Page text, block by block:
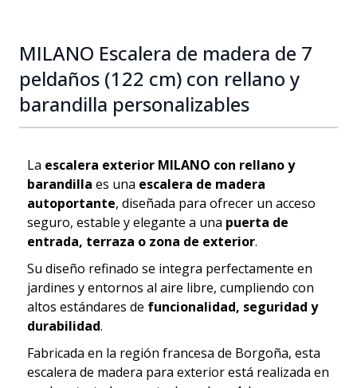
MILANO Escalera de madera de 7
peldaños (122 cm) con rellano y
barandilla personalizables
La escalera exterior MILANO con rellano y
barandilla es una escalera de madera
autoportante, diseñada para ofrecer un acceso
seguro, estable y elegante a una puerta de
entrada, terraza o zona de exterior.
Su diseño refinado se integra perfectamente en
jardines y entornos al aire libre, cumpliendo con
altos estándares de funcionalidad, seguridad y
durabilidad.
Fabricada en la región francesa de Borgoña, esta
escalera de madera para exterior está realizada en